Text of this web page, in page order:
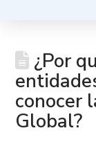
¿Por
conocer
Global?